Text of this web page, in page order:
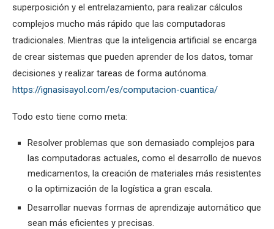
superposición y el entrelazamiento, para realizar cálculos
complejos mucho más rápido que las computadoras
tradicionales. Mientras que la inteligencia artificial se encarga
de crear sistemas que pueden aprender de los datos, tomar
decisiones y realizar tareas de forma autónoma.
https://ignasisayol.com/es/computacion-cuantica/
Todo esto tiene como meta:
Resolver problemas que son demasiado complejos para
las computadoras actuales, como el desarrollo de nuevos
medicamentos, la creación de materiales más resistentes
o la optimización de la logística a gran escala.
Desarrollar nuevas formas de aprendizaje automático que
sean más eficientes y precisas.